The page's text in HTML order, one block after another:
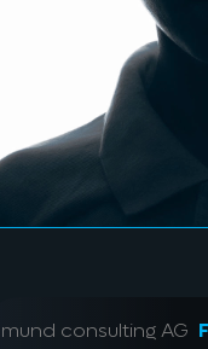
mund consulting AG